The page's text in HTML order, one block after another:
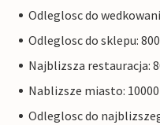
Odleglosc do
Odleglosc do sklepu:
Najblizsza restauracja:
Nablizsze miasto:
Odleglosc do